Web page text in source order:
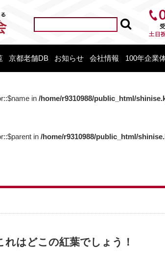
京都老舗DB お知らせ 会社情報 100年企業
in /home/r9310988/public_html/
in /home/r9310988/public_html/
れはどこの紅葉でしょう！